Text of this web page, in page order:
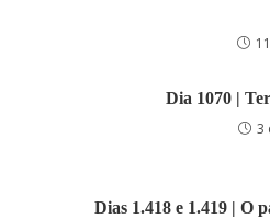
Dia 1070 |
3
Dias 1.418 e 1.419 | O